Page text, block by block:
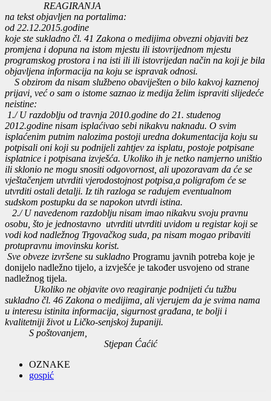
REAGIRANJA
na tekst objavljen na portalima:
od 22.12.2015.godine
koje ste sukladno čl. 41 Zakona o medijima obvezni objaviti bez
promjena i dopuna na istom mjestu ili istovrijednom mjestu
programskog prostora i na isti ili ili istovrijedan način na koji je bila
objavljena informacija na koju se ispravak odnosi.
S obzirom da nisam službeno obaviješten o bilo kakvoj kaznenoj
prijavi, već o sam o istome saznao iz medija želim ispraviti slijedeće
neistine:
1./ U razdoblju od travnja 2010.godine do 21. studenog
2012.godine nisam isplaćivao sebi nikakvu naknadu. O svim
isplaćenim putnim nalozima postoji uredna dokumentacija koju su
potpisali oni koji su podnijeli zahtjev za isplatu, postoje potpisane
isplatnice i potpisana izvješća. Ukoliko ih je netko namjerno uništio
ili sklonio ne mogu snositi odgovornost, ali upozoravam da će se
vještačenjem utvrditi vjerodostojnost potpisa,a poligrafom će se
utvrditi ostali detalji. Iz tih razloga se radujem eventualnom
sudskom postupku da se napokon utvrdi istina.
2./ U navedenom razdoblju nisam imao nikakvu svoju pravnu
osobu, što je jednostavno utvrditi utvrditi uvidom u registar koji se
vodi kod nadležnog Trgovačkog suda, pa nisam mogao pribaviti
protupravnu imovinsku korist.
Sve obveze izvršene su sukladno Programu javnih potreba koje je
donijelo nadležno tijelo, a izvješće je također usvojeno od strane
nadležnog tijela.
Ukoliko ne objavite ovo reagiranje podnijeti ću tužbu
sukladno čl. 46 Zakona o medijima, ali vjerujem da je svima nama
u interesu istinita informacija, sigurnost građana, te bolji i
kvalitetniji život u Ličko-senjskoj županiji.
S poštovanjem,
Stjepan Ćaćić
OZNAKE
gospić